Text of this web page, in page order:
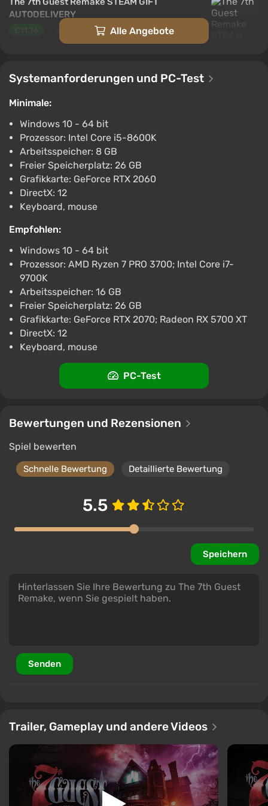
AUTODELIVERY
€11.76
-6%
€13.99
PC
Steam 2.9
The 7th Guest Remake
€13.99 €20
-30%
PC
Steam 2.9
The 7th Guest Remake | Steam | GLOBAL |
KEY
€14.27
ggsel 4.2457 Bewertungen
Unterstützung bei VGTimes
Alle Angebote
Systemanforderungen und PC-Test
Minimale:
Windows 10 - 64 bit
Prozessor: Intel Core i5-8600K
Arbeitsspeicher: 8 GB
Freier Speicherplatz: 26 GB
Grafikkarte: GeForce RTX 2060
DirectX: 12
Keyboard, mouse
Empfohlen:
Windows 10 - 64 bit
Prozessor: AMD Ryzen 7 PRO 3700; Intel Core i7-
9700K
Arbeitsspeicher: 16 GB
Freier Speicherplatz: 26 GB
Grafikkarte: GeForce RTX 2070; Radeon RX 5700 XT
DirectX: 12
Keyboard, mouse
PC-Test
Bewertungen und Rezensionen
Spiel bewerten
Schnelle Bewertung Detaillierte Bewertung
5.5
Speichern
Senden
Trailer, Gameplay und andere Videos